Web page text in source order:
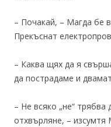
– Почакай, – Магда бе
Прекъснат
– Каква щях да я
да пострадаме и
– Не всяко „не“ трябва
отхвърляне, – изсумтя